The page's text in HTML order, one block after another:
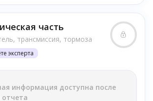
часть
трансмиссия, тормоза
эксперта
информация доступна после
отчета